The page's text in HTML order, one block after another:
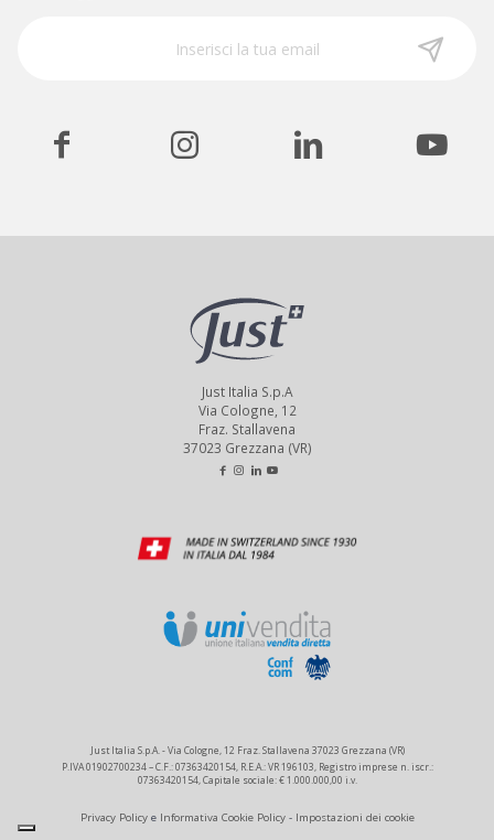
Just Italia S.p.A
Via Cologne, 12
Fraz. Stallavena
37023 Grezzana (VR)
Just Italia S.p.A. - Via Cologne, 12 Fraz. Stallavena 37023 Grezzana (VR)
P.IVA 01902700234 – C.F.: 07363420154, R.E.A.: VR 196103, Registro imprese n. iscr.:
07363420154, Capitale sociale: € 1.000.000,00 i.v.
Privacy Policye Informativa Cookie Policy- Impostazioni dei cookie